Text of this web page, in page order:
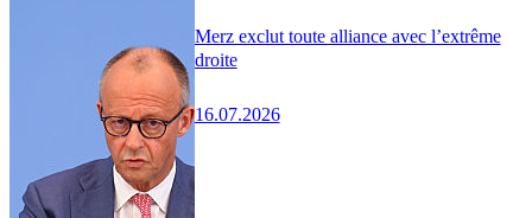
Merz exclut toute alliance avec l’extrême
droite
16.07.2026